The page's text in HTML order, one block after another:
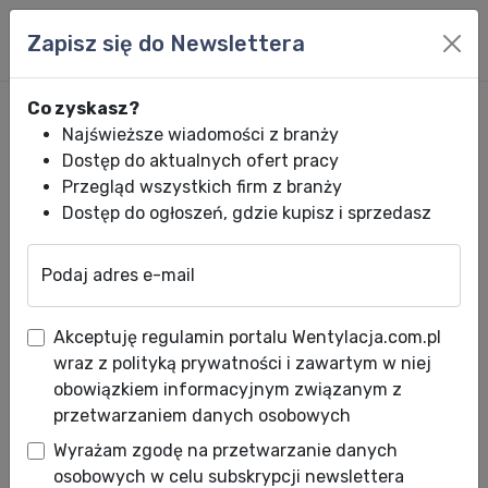
Gruntowe pompy ciepła –
błędy montażowe
Data publikacji: 21.12.2012
Motorem napędowym każdej pompy ciepła jest
Zapisz się do Newslettera
Co zyskasz?
Najświeższe wiadomości z branży
Dostęp do aktualnych ofert pracy
Przegląd wszystkich firm z branży
Dostęp do ogłoszeń, gdzie kupisz i sprzedasz
Podaj adres e-mail
Akceptuję regulamin portalu Wentylacja.com.pl
wraz z polityką prywatności i zawartym w niej
obowiązkiem informacyjnym związanym z
przetwarzaniem danych osobowych
Wyrażam zgodę na przetwarzanie danych
osobowych w celu subskrypcji newslettera